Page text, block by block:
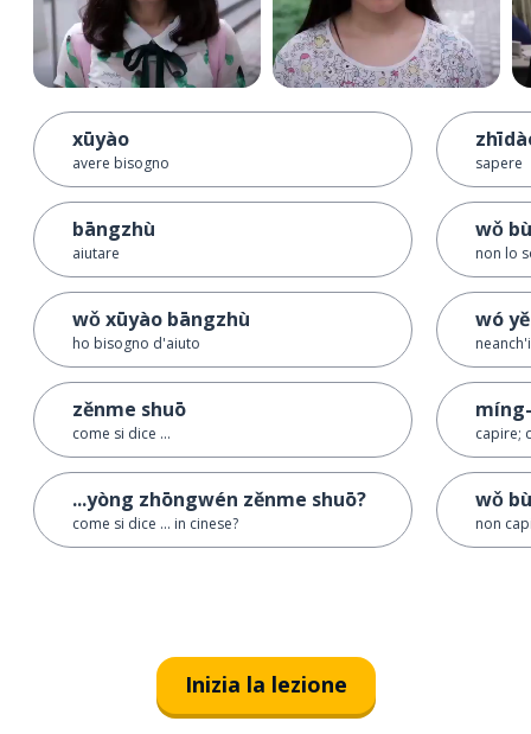
xūyào
avere bisogno
bāngzhù
aiutare
wǒ xūyào bāngzhù
ho bisogno d'aiuto
zěnme shuō
come si dice ...
...yòng zhōngwén zěnme shuō?
come si dice ... in cinese?
sapere
wǒ
non lo
wó
capire;
wǒ
non
Inizia la lezione